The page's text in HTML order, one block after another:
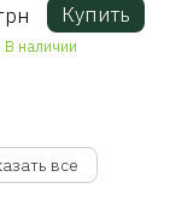
453 г
Купить
В наличии
все